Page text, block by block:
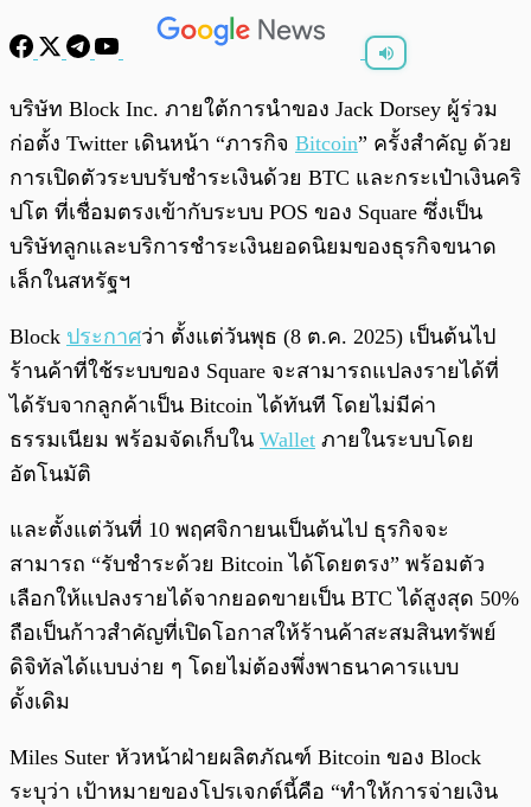
0:00
บริษัท Block Inc. ภายใต้การนำของ Jack Dorsey ผู้ร่วม
ก่อตั้ง Twitter เดินหน้า “ภารกิจ Bitcoin” ครั้งสำคัญ ด้วย
การเปิดตัวระบบรับชำระเงินด้วย BTC และกระเป๋าเงินคริ
ปโต ที่เชื่อมตรงเข้ากับระบบ POS ของ Square ซึ่งเป็น
บริษัทลูกและบริการชำระเงินยอดนิยมของธุรกิจขนาด
เล็กในสหรัฐฯ
Block ประกาศว่า ตั้งแต่วันพุธ (8 ต.ค. 2025) เป็นต้นไป
ร้านค้าที่ใช้ระบบของ Square จะสามารถแปลงรายได้ที่
ได้รับจากลูกค้าเป็น Bitcoin ได้ทันที โดยไม่มีค่า
ธรรมเนียม พร้อมจัดเก็บใน Wallet ภายในระบบโดย
อัตโนมัติ
และตั้งแต่วันที่ 10 พฤศจิกายนเป็นต้นไป ธุรกิจจะ
สามารถ “รับชำระด้วย Bitcoin ได้โดยตรง” พร้อมตัว
เลือกให้แปลงรายได้จากยอดขายเป็น BTC ได้สูงสุด 50%
ถือเป็นก้าวสำคัญที่เปิดโอกาสให้ร้านค้าสะสมสินทรัพย์
ดิจิทัลได้แบบง่าย ๆ โดยไม่ต้องพึ่งพาธนาคารแบบ
ดั้งเดิม
Miles Suter หัวหน้าฝ่ายผลิตภัณฑ์ Bitcoin ของ Block
ระบุว่า เป้าหมายของโปรเจกต์นี้คือ “ทำให้การจ่ายเงิน